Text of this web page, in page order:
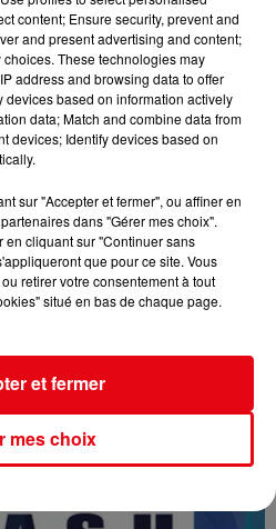
content; Ensure security, prevent and
and present advertising and content;
These technologies may
address and browsing data to offer
based on information actively
data; Match and combine data from
devices; Identify devices based on
sur "Accepter et fermer", ou affiner en
dans "Gérer mes choix".
en cliquant sur "Continuer sans
que pour ce site. Vous
retirer votre consentement à tout
situé en bas de chaque page.
mes choix
et fermer